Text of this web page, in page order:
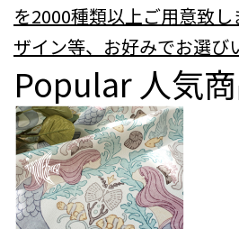
を2000種類以上ご用意致
ザイン等、お好みでお選び
Popular 人気